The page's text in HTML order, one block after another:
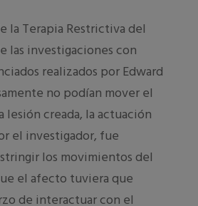
la Terapia Restrictiva del
las investigaciones con
realizados por Edward
no podían mover el
lesión creada, la actuación
el investigador, fue
los movimientos del
el afecto tuviera que
de interactuar con el